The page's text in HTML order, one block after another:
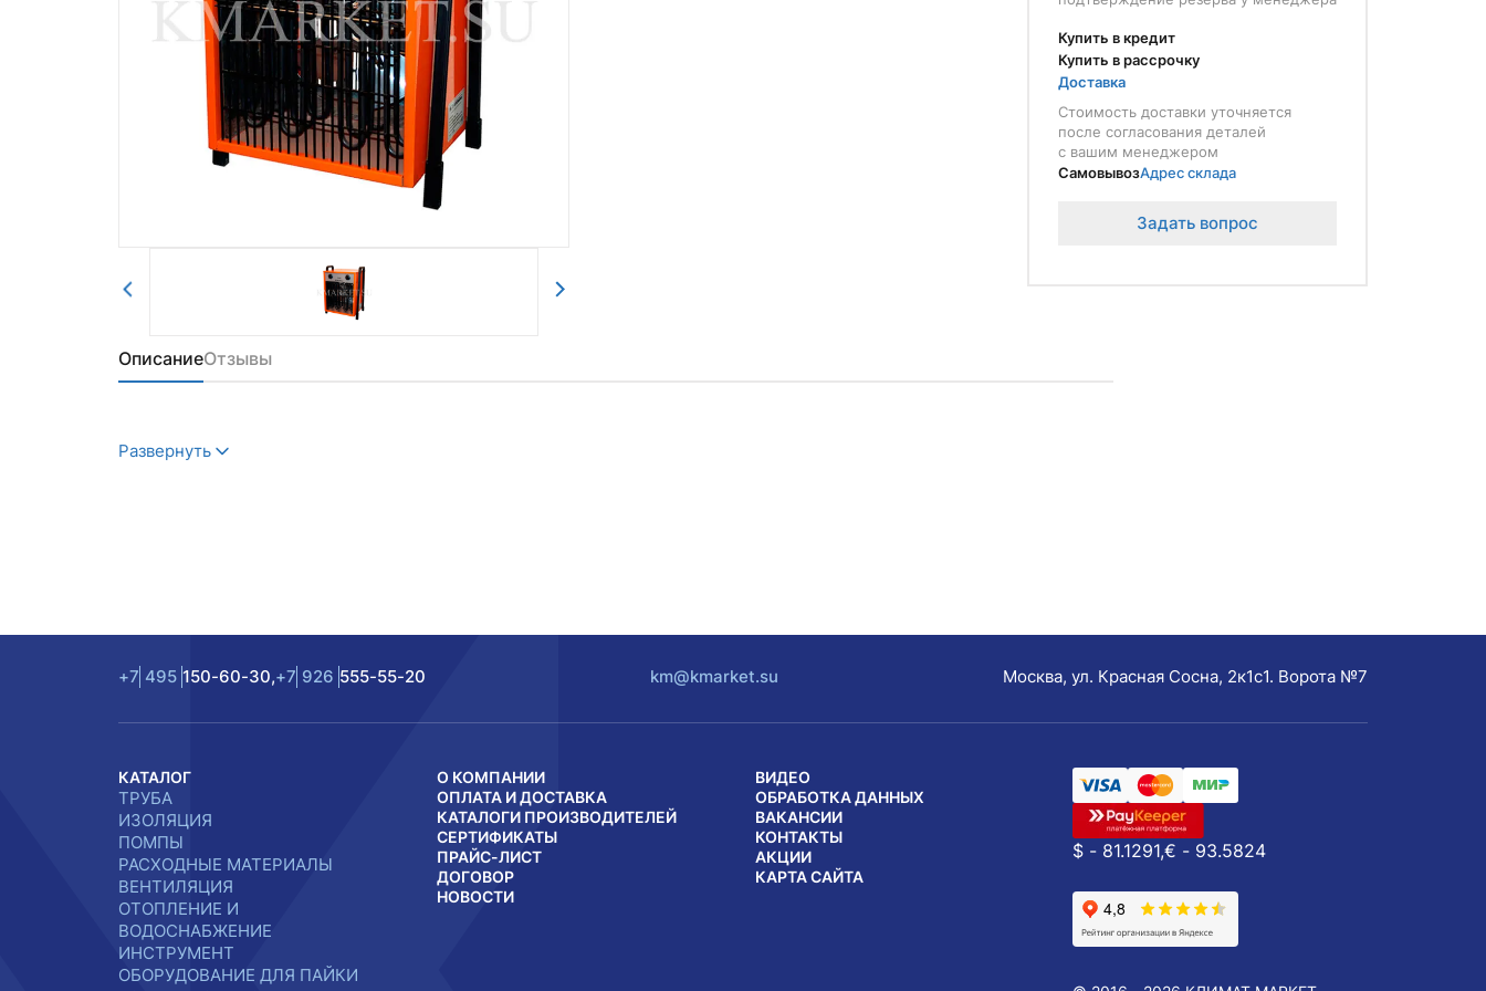
Купить в кредит
Купить в рассрочку
Доставка
Стоимость доставки уточняется
после согласования деталей
с вашим менеджером
СамовывозАдрес склада
Задать вопрос
ОписаниеОтзывы
Развернуть
Авторизоваться
+7 495 150-60-30,+7 926 555-55-20 km@kmarket.su Москва, ул. Красная Сосна, 2к1с1. Ворота №7
КАТАЛОГ
ТРУБА
ИЗОЛЯЦИЯ
ПОМПЫ
РАСХОДНЫЕ МАТЕРИАЛЫ
ВЕНТИЛЯЦИЯ
ОТОПЛЕНИЕ И
ВОДОСНАБЖЕНИЕ
ИНСТРУМЕНТ
ОБОРУДОВАНИЕ ДЛЯ ПАЙКИ
О КОМПАНИИ
ОПЛАТА И ДОСТАВКА
КАТАЛОГИ ПРОИЗВОДИТЕЛЕЙ
СЕРТИФИКАТЫ
ПРАЙС-ЛИСТ
ДОГОВОР
НОВОСТИ
ВИДЕО
ОБРАБОТКА ДАННЫХ
ВАКАНСИИ
КОНТАКТЫ
АКЦИИ
КАРТА САЙТА
$ - 81.1291,€ - 93.5824